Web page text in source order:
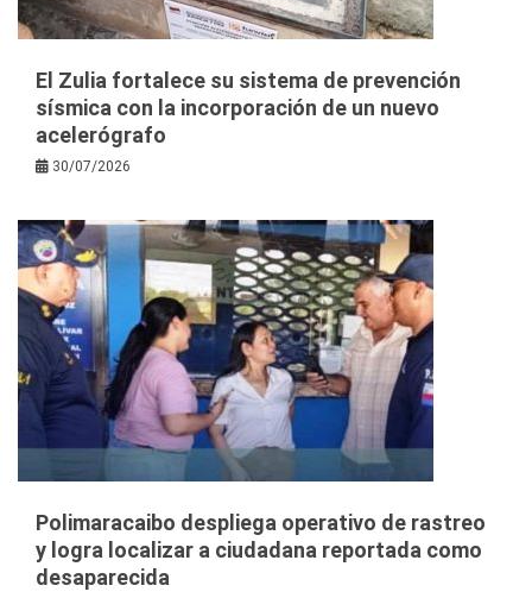
El Zulia fortalece su sistema de prevención
sísmica con la incorporación de un nuevo
acelerógrafo
30/07/2026
Polimaracaibo despliega operativo de rastreo
y logra localizar a ciudadana reportada como
desaparecida